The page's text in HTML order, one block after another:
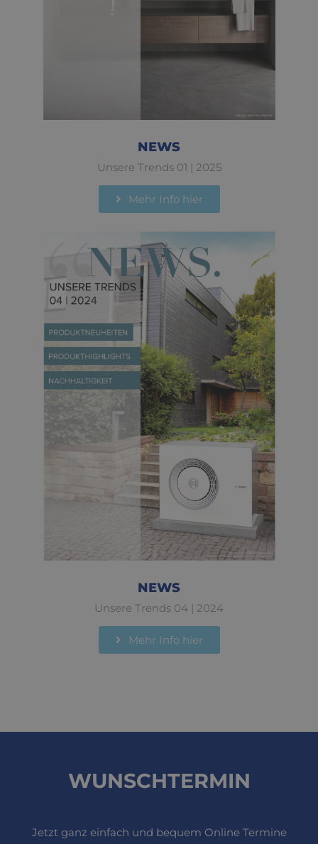
NEWS
Unsere Trends 01 | 2025
Mehr Info hier
NEWS
Unsere Trends 04 | 2024
Mehr Info hier
WUNSCHTERMIN
Jetzt ganz einfach und bequem Online Termine